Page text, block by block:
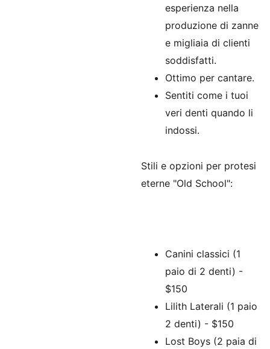
esperienza nella
produzione di zanne
e migliaia di clienti
soddisfatti.
Ottimo per cantare.
Sentiti come i tuoi
veri denti quando li
indossi.
Stili e opzioni per protesi
eterne "Old School":
Canini classici (1
paio di 2 denti) -
$150
Lilith Laterali (1 paio
2 denti) - $150
Lost Boys (2 paia di